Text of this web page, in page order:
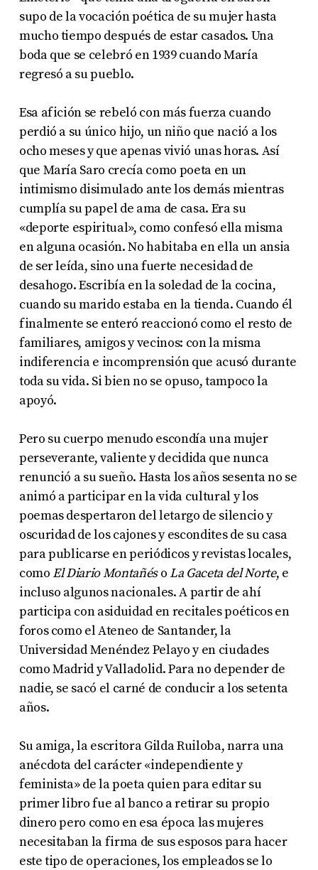
supo de la vocación poética de su mujer hasta
mucho tiempo después de estar casados. Una
boda que se celebró en 1939 cuando María
regresó a su pueblo.
Esa afición se rebeló con más fuerza cuando
perdió a su único hijo, un niño que nació a los
ocho meses y que apenas vivió unas horas. Así
que María Saro crecía como poeta en un
intimismo disimulado ante los demás mientras
cumplía su papel de ama de casa. Era su
«deporte espiritual», como confesó ella misma
en alguna ocasión. No habitaba en ella un ansia
de ser leída, sino una fuerte necesidad de
desahogo. Escribía en la soledad de la cocina,
cuando su marido estaba en la tienda. Cuando él
finalmente se enteró reaccionó como el resto de
familiares, amigos y vecinos: con la misma
indiferencia e incomprensión que acusó durante
toda su vida. Si bien no se opuso, tampoco la
apoyó.
Pero su cuerpo menudo escondía una mujer
perseverante, valiente y decidida que nunca
renunció a su sueño. Hasta los años sesenta no se
animó a participar en la vida cultural y los
poemas despertaron del letargo de silencio y
oscuridad de los cajones y escondites de su casa
para publicarse en periódicos y revistas locales,
como El Diario Montañéso La Gaceta del Norte, e
incluso algunos nacionales. A partir de ahí
participa con asiduidad en recitales poéticos en
foros como el Ateneo de Santander, la
Universidad Menéndez Pelayo y en ciudades
como Madrid y Valladolid. Para no depender de
nadie, se sacó el carné de conducir a los setenta
años.
Su amiga, la escritora Gilda Ruiloba, narra una
anécdota del carácter «independiente y
feminista» de la poeta quien para editar su
primer libro fue al banco a retirar su propio
dinero pero como en esa época las mujeres
necesitaban la firma de sus esposos para hacer
este tipo de operaciones, los empleados se lo